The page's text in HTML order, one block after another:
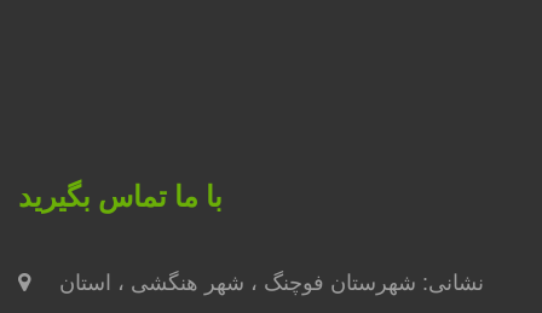
با ما تماس بگیرید
نشانی: شهرستان فوچنگ ، ​​شهر هنگشی ، استان